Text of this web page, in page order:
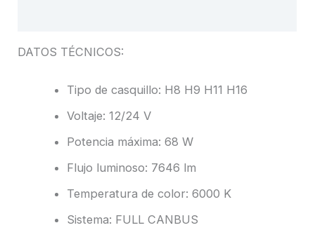
DATOS TÉCNICOS:
Tipo de casquillo: H8 H9 H11 H16
Voltaje: 12/24 V
Potencia máxima: 68 W
Flujo luminoso: 7646 lm
Temperatura de color: 6000 K
Sistema: FULL CANBUS